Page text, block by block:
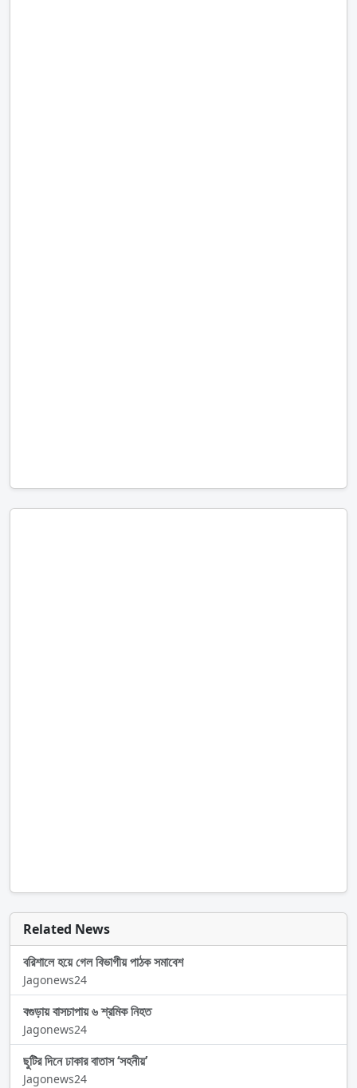
Related News
বরিশালে হয়ে গেল বিভাগীয় পাঠক সমাবেশ
Jagonews24
বগুড়ায় বাসচাপায় ৬ শ্রমিক নিহত
Jagonews24
ছুটির দিনে ঢাকার বাতাস ‘সহনীয়’
Jagonews24